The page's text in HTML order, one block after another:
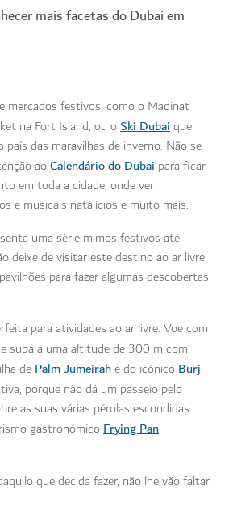
mais facetas do Dubai em
mercados festivos, como o Madinat
na Fort Island, ou oSki Dubaique
país das maravilhas de inverno. Não se
aoCalendário do Dubai para ficar
em toda a cidade; onde ver
e musicais natalícios e muito mais.
uma série mimos festivos até
deixe de visitar este destino ao ar livre
para fazer algumas descobertas
para atividades ao ar livre. Voe com
e suba a uma altitude de 300 m com
dePalm Jumeirahe do icónicoBurj
porque não dá um passeio pelo
as suas várias pérolas escondidas
gastronómicoFrying Pan
que decida fazer, não lhe vão faltar